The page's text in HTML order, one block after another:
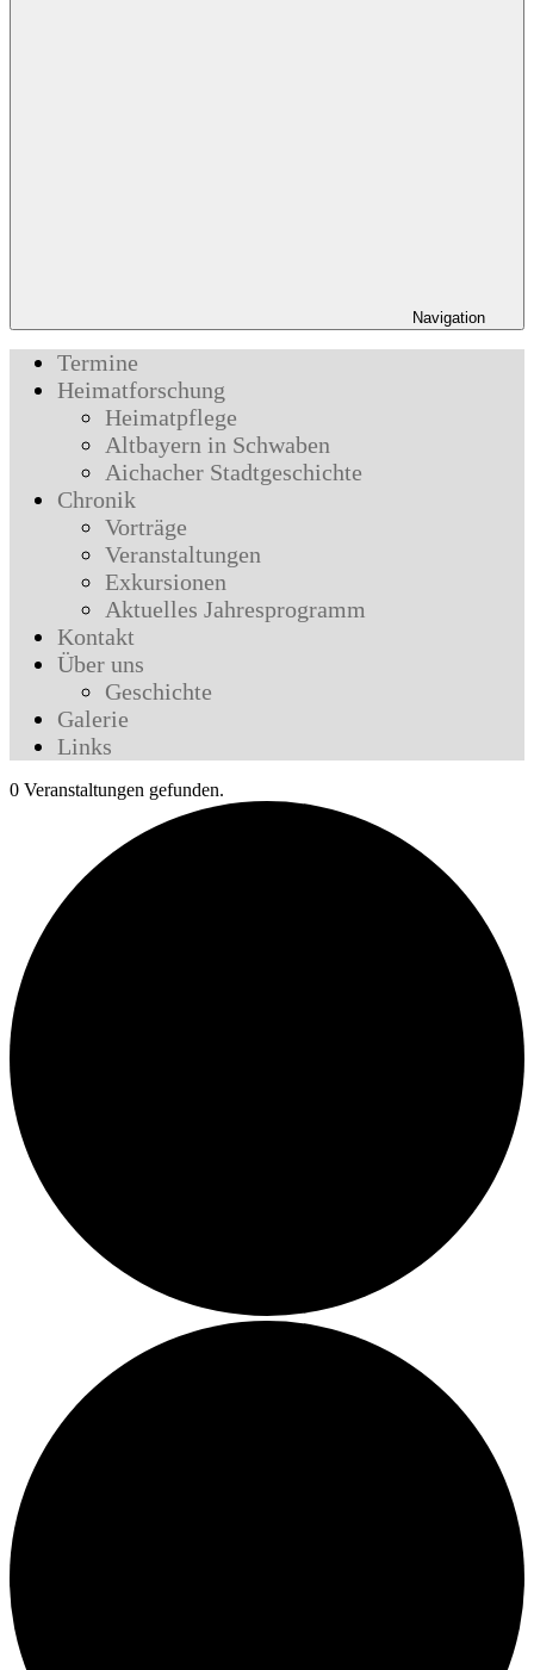
Navigation
Termine
Heimatforschung
Heimatpflege
Altbayern in Schwaben
Aichacher Stadtgeschichte
Chronik
Vorträge
Veranstaltungen
Exkursionen
Aktuelles Jahresprogramm
Kontakt
Über uns
Geschichte
Galerie
Links
0 Veranstaltungen gefunden.